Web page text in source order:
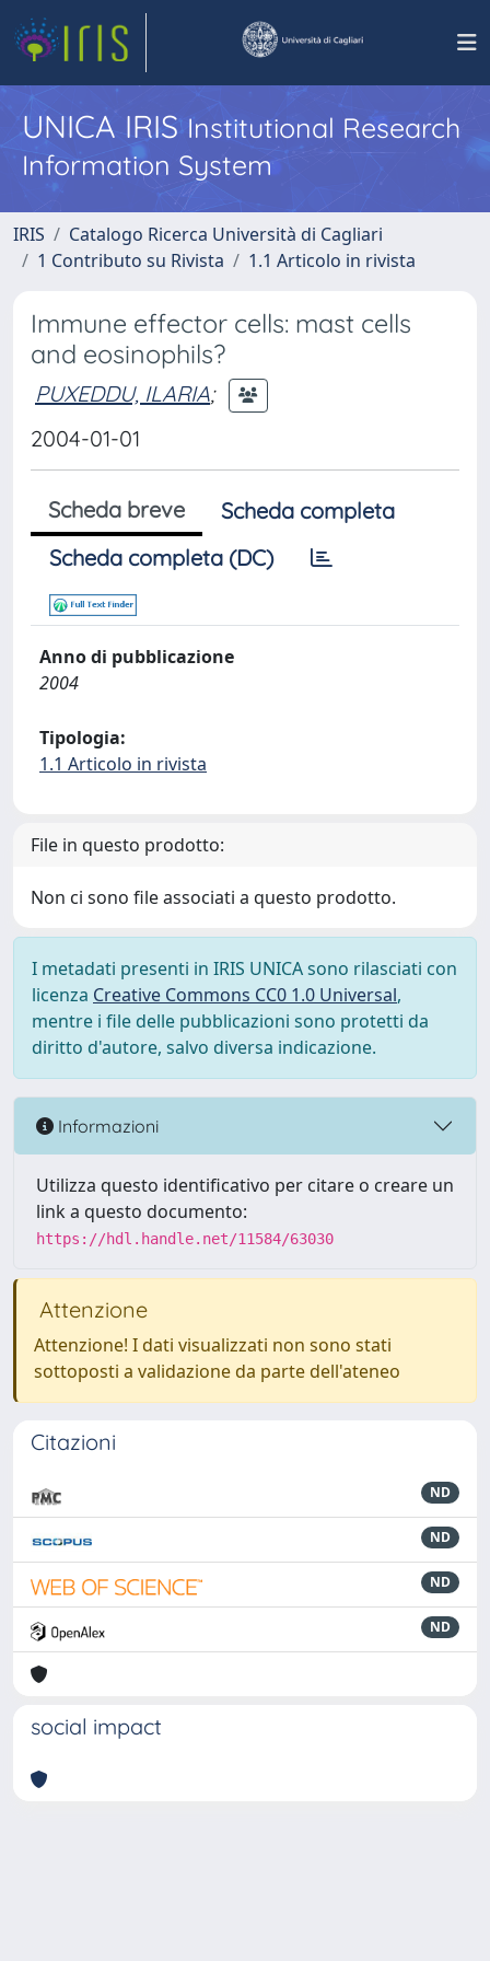
UNICA IRISInstitutional Research
Information System
IRIS
Catalogo Ricerca Università di Cagliari
1 Contributo su Rivista
1.1 Articolo in rivista
Immune effector cells: mast cells
and eosinophils?
PUXEDDU, ILARIA;
2004-01-01
Scheda breve
Scheda completa
Scheda completa (DC)
Anno di pubblicazione
2004
Tipologia:
1.1 Articolo in rivista
File in questo prodotto:
Non ci sono file associati a questo prodotto.
I metadati presenti in IRIS UNICA sono rilasciati con
licenza Creative Commons CC0 1.0 Universal,
mentre i file delle pubblicazioni sono protetti da
diritto d'autore, salvo diversa indicazione.
Informazioni
Utilizza questo identificativo per citare o creare un
link a questo documento:
https://hdl.handle.net/11584/63030
Attenzione
Attenzione! I dati visualizzati non sono stati
sottoposti a validazione da parte dell'ateneo
Citazioni
ND
ND
ND
ND
social impact